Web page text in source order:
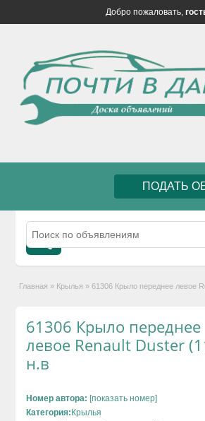
Добро пожаловать,
ПОДАТЬ
Главная » Крылья » 61306 Крыло переднее левое
61306 Крыло переднее
левое Renault Duster
н.в
Номер автора: [показать номер]
Категория: Крылья